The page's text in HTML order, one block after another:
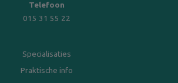
Telefoon
015 31 55 22
Specialisaties
Praktische info